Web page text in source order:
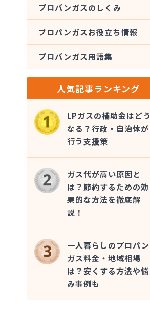
プロパンガスのしくみ
プロパンガスお役立ち情報
プロパンガス用語集
人気記事ランキング
LPガスの補助金はどう
なる？行政・自治体が
行う支援策
ガス代が高い原因と
は？節約するための効
果的な方法を徹底解
説！
一人暮らしのプロパン
ガス料金・地域相場
は？安くする方法や悩
み事例も